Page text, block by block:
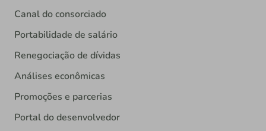
Canal do consorciado
Portabilidade de salário
Renegociação de dívidas
Análises econômicas
Promoções e parcerias
Portal do desenvolvedor